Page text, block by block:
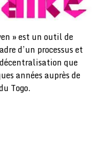
» est un outil de
d’un processus et
que
années auprès de
Togo.